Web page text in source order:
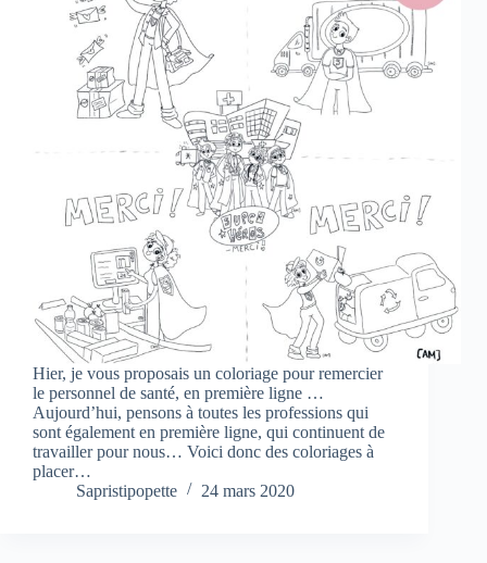
Hier, je vous proposais un coloriage pour remercier
le personnel de santé, en première ligne …
Aujourd’hui, pensons à toutes les professions qui
sont également en première ligne, qui continuent de
travailler pour nous… Voici donc des coloriages à
placer…
Sapristipopette
24 mars 2020